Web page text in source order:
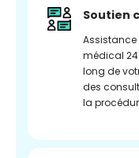
Soutien
médical 24
long de
des
la